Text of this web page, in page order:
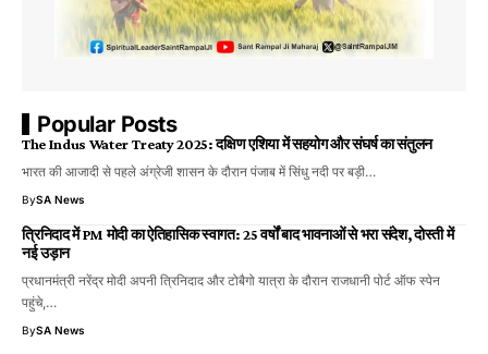
Popular Posts
The Indus Water Treaty 2025: दक्षिण एशिया में सहयोग और संघर्ष का संतुलन
भारत की आजादी से पहले अंग्रेजी शासन के दौरान पंजाब में सिंधु नदी पर बड़ी…
BySA News
त्रिनिदाद में PM मोदी का ऐतिहासिक स्वागत: 25 वर्षों बाद भावनाओं से भरा संदेश, दोस्ती में
नई उड़ान
प्रधानमंत्री नरेंद्र मोदी अपनी त्रिनिदाद और टोबैगो यात्रा के दौरान राजधानी पोर्ट ऑफ स्पेन
पहुंचे,…
BySA News